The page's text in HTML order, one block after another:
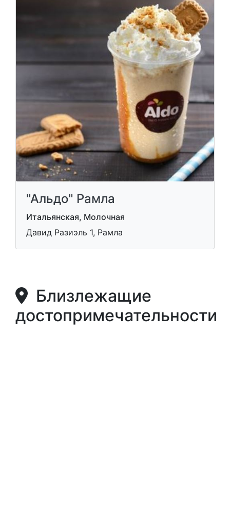
"Альдо" Рамла
Итальянская, Молочная
Давид Разиэль 1, Рамла
Близлежащие
достопримечательности